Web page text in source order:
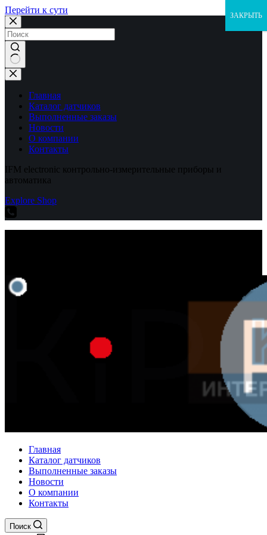
Перейти к сути
Ничего
не
найденоГлавная
Каталог датчиков
Выполненные заказы
Новости
О компании
Контакты
IFM electronic контрольно-измерительные приборы и
автоматика
Explore Shop
Главная
Каталог датчиков
Выполненные заказы
Новости
О компании
Контакты
Поиск
ЗАКРЫТЬ